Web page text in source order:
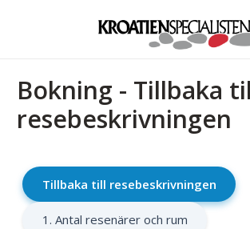
Bokning - Tillbaka
resebeskrivningen
Tillbaka till resebeskrivningen
1. Antal resenärer och rum